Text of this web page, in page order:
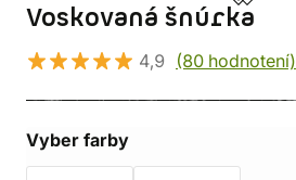
Voskovaná šnúrka
4,9 (80 hodnotení)
Vyber farby